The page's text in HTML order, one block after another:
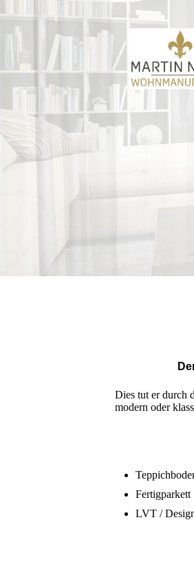
Dies tut er durch
modern oder
Fertigparkett
LVT /